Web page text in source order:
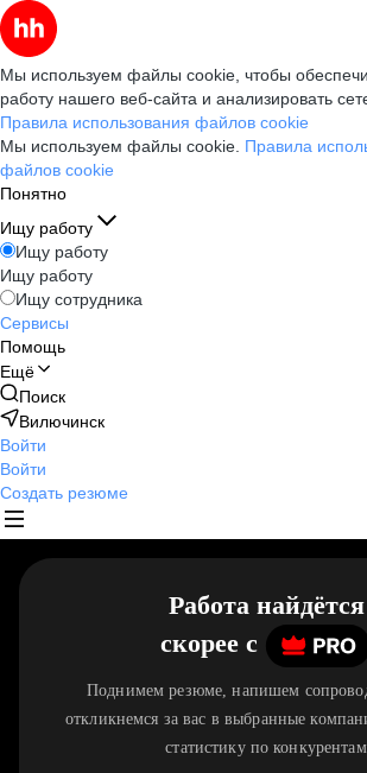
Мы используем файлы cookie, чтобы
работу нашего веб-сайта и анализировать
Правила использования файлов cookie
Мы используем файлы cookie. Правила
файлов cookie
Понятно
Ищу работу
Ищу работу
Ищу работу
Ищу сотрудника
Сервисы
Помощь
Ещё
Поиск
Вилючинск
Войти
Войти
Создать резюме
Работа найдётся
скорее c
Поднимем резюме, напишем
откликнемся за вас в выбранные
статистику по конкурентам